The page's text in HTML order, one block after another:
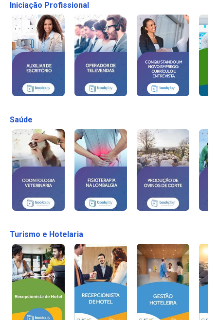
Iniciação Profissional
Saúde
Turismo e Hotelaria